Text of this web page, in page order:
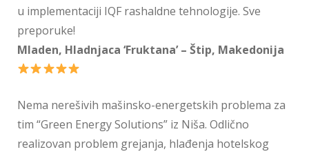
u implementaciji IQF rashaldne tehnologije. Sve
preporuke!
Mladen, Hladnjaca ‘Fruktana’ – Štip, Makedonija
Nema nerešivih mašinsko-energetskih problema za
tim “Green Energy Solutions” iz Niša. Odlično
realizovan problem grejanja, hlađenja hotelskog